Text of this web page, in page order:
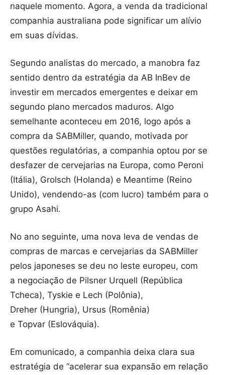
naquele momento. Agora, a venda da tradicional
companhia australiana pode significar um alívio
em suas dívidas.
Segundo analistas do mercado, a manobra faz
sentido dentro da estratégia da AB InBev de
investir em mercados emergentes e deixar em
segundo plano mercados maduros. Algo
semelhante aconteceu em 2016, logo após a
compra da SABMiller, quando, motivada por
questões regulatórias, a companhia optou por se
desfazer de cervejarias na Europa, como Peroni
(Itália), Grolsch (Holanda) e Meantime (Reino
Unido), vendendo-as (com lucro) também para o
grupo Asahi.
No ano seguinte, uma nova leva de vendas de
compras de marcas e cervejarias da SABMiller
pelos japoneses se deu no leste europeu, com
a negociação de Pilsner Urquell (República
Tcheca), Tyskie e Lech (Polônia),
Dreher (Hungria), Ursus (Romênia)
e Topvar (Eslováquia).
Em comunicado, a companhia deixa clara sua
estratégia de “acelerar sua expansão em relação